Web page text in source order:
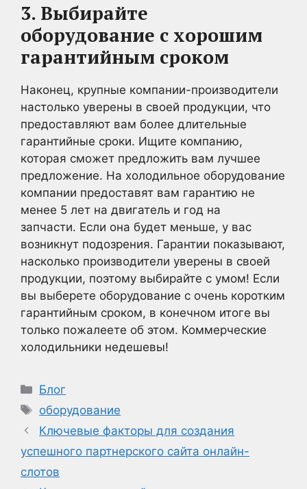
3. Выбирайте
оборудование с хорошим
гарантийным сроком
Наконец, крупные компании-производители
настолько уверены в своей продукции, что
предоставляют вам более длительные
гарантийные сроки. Ищите компанию,
которая сможет предложить вам лучшее
предложение. На холодильное оборудование
компании предоставят вам гарантию не
менее 5 лет на двигатель и год на
запчасти. Если она будет меньше, у вас
возникнут подозрения. Гарантии показывают,
насколько производители уверены в своей
продукции, поэтому выбирайте с умом! Если
вы выберете оборудование с очень коротким
гарантийным сроком, в конечном итоге вы
только пожалеете об этом. Коммерческие
холодильники недешевы!
Рубрики
Блог
Метки
оборудование
Ключевые факторы для создания
успешного партнерского сайта онлайн-
слотов